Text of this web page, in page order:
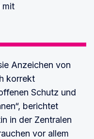
mit
Anzeichen von
korrekt
Schutz und
berichtet
in der Zentralen
vor allem